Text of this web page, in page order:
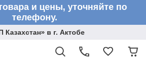
и цены, уточняйте по
телефону.
в г. Актобе